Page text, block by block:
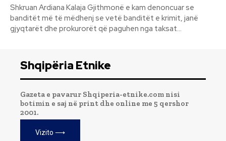
Shkruan Ardiana Kalaja Gjithmonë e kam denoncuar se
banditët më të mëdhenj se vetë banditët e krimit, janë
gjyqtarët dhe prokurorët që paguhen nga taksat...
Shqipëria Etnike
Gazeta e pavarur Shqiperia-etnike.com nisi
botimin e saj në print dhe online me 5 qershor
2001.
Vizito ⟶